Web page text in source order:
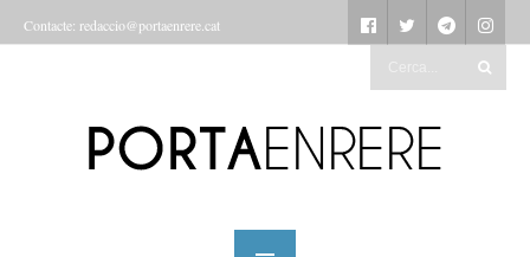
Contacte: redaccio@portaenrere.cat